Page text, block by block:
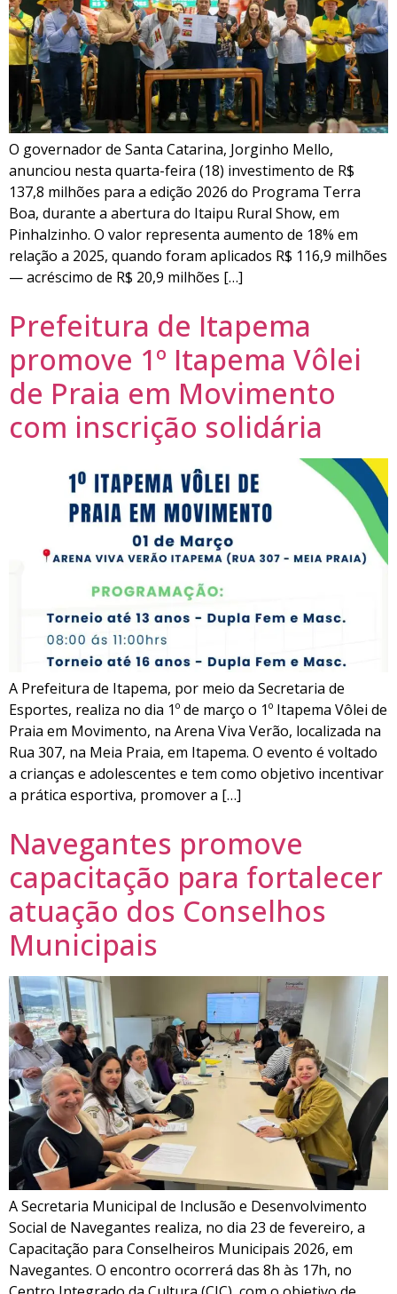
O governador de Santa Catarina, Jorginho Mello,
anunciou nesta quarta-feira (18) investimento de R$
137,8 milhões para a edição 2026 do Programa Terra
Boa, durante a abertura do Itaipu Rural Show, em
Pinhalzinho. O valor representa aumento de 18% em
relação a 2025, quando foram aplicados R$ 116,9 milhões
— acréscimo de R$ 20,9 milhões […]
Prefeitura de Itapema
promove 1º Itapema Vôlei
de Praia em Movimento
com inscrição solidária
A Prefeitura de Itapema, por meio da Secretaria de
Esportes, realiza no dia 1º de março o 1º Itapema Vôlei de
Praia em Movimento, na Arena Viva Verão, localizada na
Rua 307, na Meia Praia, em Itapema. O evento é voltado
a crianças e adolescentes e tem como objetivo incentivar
a prática esportiva, promover a […]
Navegantes promove
capacitação para fortalecer
atuação dos Conselhos
Municipais
A Secretaria Municipal de Inclusão e Desenvolvimento
Social de Navegantes realiza, no dia 23 de fevereiro, a
Capacitação para Conselheiros Municipais 2026, em
Navegantes. O encontro ocorrerá das 8h às 17h, no